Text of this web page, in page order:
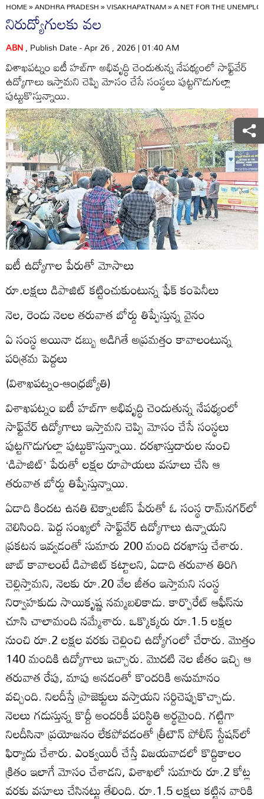
HOME»ANDHRA PRADESH»VISAKHAPATNAM»A NET FOR THE
నిరుద్యోగులకు వల
ABN, Publish Date - Apr 26 , 2026 | 01:40 AM
విశాఖపట్నం ఐటీ హబ్‌గా అభివృద్ధి చెందుతున్న నేపథ్యంలో సాఫ్ట్‌వేర్‌
ఉద్యోగాలు ఇస్తామని చెప్పి మోసం చేసే సంస్థలు పుట్టగొడుగుల్లా
పుట్టుకొస్తున్నాయి.
ఐటీ ఉద్యోగాల పేరుతో మోసాలు
రూ.లక్షలు డిపాజిట్‌ కట్టించుకుంటున్న ఫేక్‌ కంపెనీలు
నెల, రెండు నెలల తరువాత బోర్డు తిప్పేస్తున్న వైనం
ఏ సంస్థ అయినా డబ్బు అడిగితే అప్రమత్తం కావాలంటున్న
పరిశ్రమ పెద్దలు
(విశాఖపట్నం-ఆంధ్రజ్యోతి)
విశాఖపట్నం ఐటీ హబ్‌గా అభివృద్ధి చెందుతున్న నేపథ్యంలో
సాఫ్ట్‌వేర్‌ ఉద్యోగాలు ఇస్తామని చెప్పి మోసం చేసే సంస్థలు
పుట్టగొడుగుల్లా పుట్టుకొస్తున్నాయి. దరఖాస్తుదారుల నుంచి
‘డిపాజిట్‌’ పేరుతో లక్షల రూపాయలు వసూలు చేసి ఆ
తరువాత బోర్డు తిప్పేస్తున్నాయి.
ఏడాది కిందట ఉనతి టెక్నాలజీస్‌ పేరుతో ఓ సంస్థ రామ్‌నగర్‌లో
వెలిసింది. పెద్ద సంఖ్యలో సాఫ్ట్‌వేర్‌ ఉద్యోగాలు ఉన్నాయని
ప్రకటన ఇవ్వడంతో సుమారు 200 మంది దరఖాస్తు చేశారు.
జాబ్‌ కావాలంటే డిపాజిట్‌ కట్టాలని, ఏడాది తరువాత తిరిగి
చెల్లిస్తామని, నెలకు రూ.20 వేల జీతం ఇస్తామని సంస్థ
నిర్వాహకుడు సాయికృష్ణ నమ్మబలికాడు. కార్పొరేట్‌ ఆఫీస్‌ను
చూసి చాలామంది నమ్మేశారు. ఒక్కొక్కరు రూ.1.5 లక్షల
నుంచి రూ.2 లక్షల వరకు చెల్లించి ఉద్యోగంలో చేరారు. మొత్తం
140 మందికి ఉద్యోగాలు ఇచ్చారు. మొదటి నెల జీతం ఇచ్చి ఆ
తరువాత రేపు, మాపు అనడంతో కొందరికి అనుమానం
వచ్చింది. నిలదీస్తే ప్రాజెక్టులు వస్తాయని సర్దిచెప్పుకొచ్చాడు.
నెలలు గడుస్తున్న కొద్దీ అందరికీ పరిస్థితి అర్థమైంది. గట్టిగా
నిలదీసినా ప్రయోజనం లేకపోవడంతో త్రీటౌన్‌ పోలీస్‌ స్టేషన్‌లో
ఫిర్యాదు చేశారు. ఎంక్వయిరీ చేస్తే విజయవాడలో కొద్దికాలం
క్రితం ఇలాగే మోసం చేశాడని, విశాఖలో సుమారు రూ.2 కోట్ల
వరకు వసూలు చేసినట్టు తేలింది. రూ.1.5 లక్షలు కట్టిన వారికి